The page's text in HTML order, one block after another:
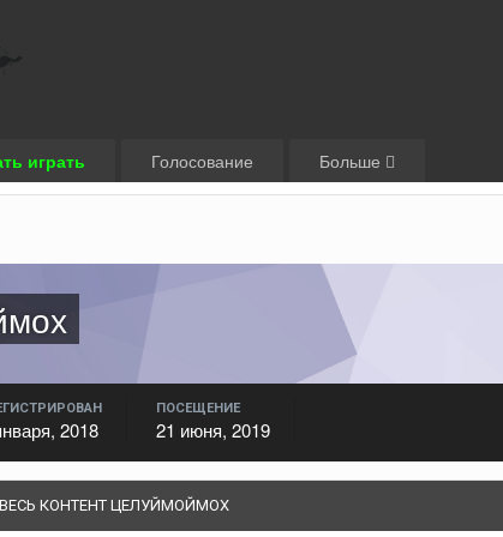
играть Голосование Больше
2018
ПОСЕЩЕНИЕ
21 июня, 2019
ВЕСЬ КОНТЕНТ ЦЕЛУЙМОЙМОХ